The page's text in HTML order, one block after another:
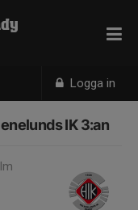
Logga in
IK 3:an